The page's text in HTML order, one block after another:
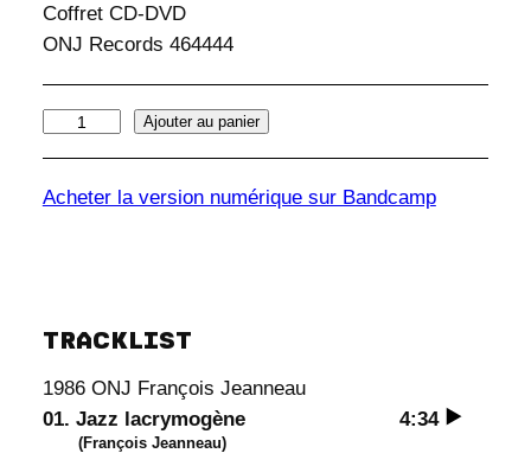
Coffret CD-DVD
ONJ Records 464444
u
a
é
e
C
Ajouter au panier
Acheter la version numérique sur Bandcamp
TRACKLIST
1986 ONJ François Jeanneau
01. Jazz lacrymogène
(François Jeanneau)
4:34